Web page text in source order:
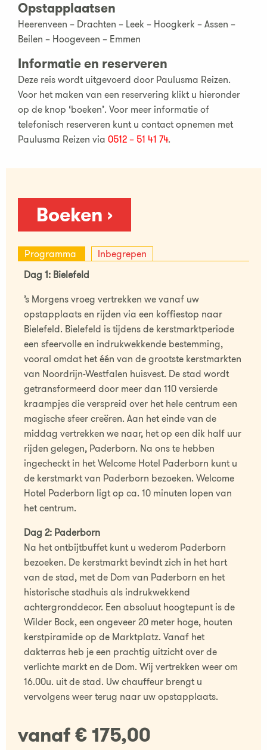
Opstapplaatsen
Heerenveen – Drachten – Leek – Hoogkerk – Assen –
Beilen – Hoogeveen – Emmen
Informatie en reserveren
Deze reis wordt uitgevoerd door Paulusma Reizen.
Voor het maken van een reservering klikt u hieronder
op de knop ‘boeken’. Voor meer informatie of
telefonisch reserveren kunt u contact opnemen met
Paulusma Reizen via 0512 – 51 41 74.
Boeken ›
Programma
Inbegrepen
Dag 1: Bielefeld
’s Morgens vroeg vertrekken we vanaf uw
opstapplaats en rijden via een koffiestop naar
Bielefeld. Bielefeld is tijdens de kerstmarktperiode
een sfeervolle en indrukwekkende bestemming,
vooral omdat het één van de grootste kerstmarkten
van Noordrijn-Westfalen huisvest. De stad wordt
getransformeerd door meer dan 110 versierde
kraampjes die verspreid over het hele centrum een
magische sfeer creëren. Aan het einde van de
middag vertrekken we naar, het op een dik half uur
rijden gelegen, Paderborn. Na ons te hebben
ingecheckt in het Welcome Hotel Paderborn kunt u
de kerstmarkt van Paderborn bezoeken. Welcome
Hotel Paderborn ligt op ca. 10 minuten lopen van
het centrum.
Dag 2: Paderborn
Na het ontbijtbuffet kunt u wederom Paderborn
bezoeken. De kerstmarkt bevindt zich in het hart
van de stad, met de Dom van Paderborn en het
historische stadhuis als indrukwekkend
achtergronddecor. Een absoluut hoogtepunt is de
Wilder Bock, een ongeveer 20 meter hoge, houten
kerstpiramide op de Marktplatz. Vanaf het
dakterras heb je een prachtig uitzicht over de
verlichte markt en de Dom. Wij vertrekken weer om
16.00u. uit de stad. Uw chauffeur brengt u
vervolgens weer terug naar uw opstapplaats.
vanaf € 175,00